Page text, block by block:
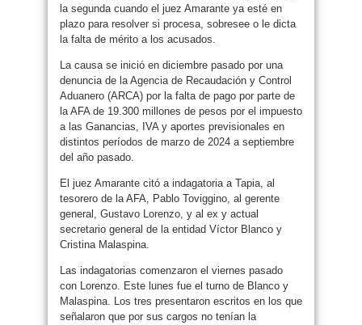
la segunda cuando el juez Amarante ya esté en
plazo para resolver si procesa, sobresee o le dicta
la falta de mérito a los acusados.
La causa se inició en diciembre pasado por una
denuncia de la Agencia de Recaudación y Control
Aduanero (ARCA) por la falta de pago por parte de
la AFA de 19.300 millones de pesos por el impuesto
a las Ganancias, IVA y aportes previsionales en
distintos períodos de marzo de 2024 a septiembre
del año pasado.
El juez Amarante citó a indagatoria a Tapia, al
tesorero de la AFA, Pablo Toviggino, al gerente
general, Gustavo Lorenzo, y al ex y actual
secretario general de la entidad Víctor Blanco y
Cristina Malaspina.
Las indagatorias comenzaron el viernes pasado
con Lorenzo. Este lunes fue el turno de Blanco y
Malaspina. Los tres presentaron escritos en los que
señalaron que por sus cargos no tenían la